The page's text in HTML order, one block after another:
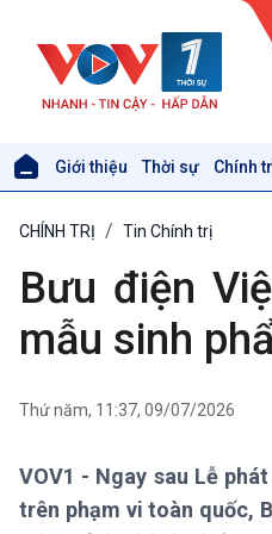
Giới thiệu Thời sự Chính
Xã hội
Tin Đời sống & Xã hội
CHÍNH TRỊ Tin Chính trị
Bưu điện
mẫu sinh
Thứ năm, 11:37, 09/07/2026
VOV1 - Ngay sau Lễ
trên phạm vi toàn quốc,